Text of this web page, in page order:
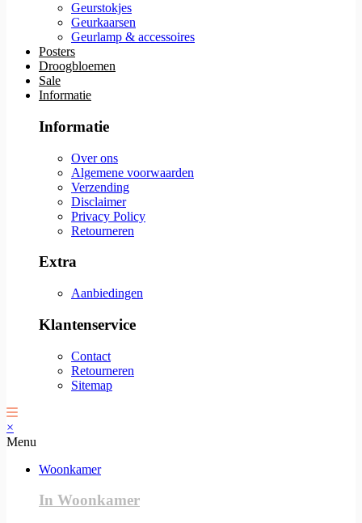
Geurstokjes
Geurkaarsen
Geurlamp & accessoires
Posters
Droogbloemen
Sale
Informatie
Informatie
Over ons
Algemene voorwaarden
Verzending
Disclaimer
Privacy Policy
Retourneren
Extra
Aanbiedingen
Klantenservice
Contact
Retourneren
Sitemap
×
Menu
Woonkamer
In Woonkamer